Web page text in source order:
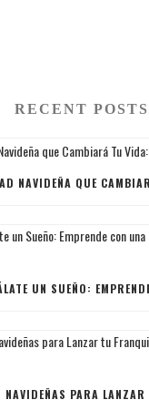
RECENT POSTS